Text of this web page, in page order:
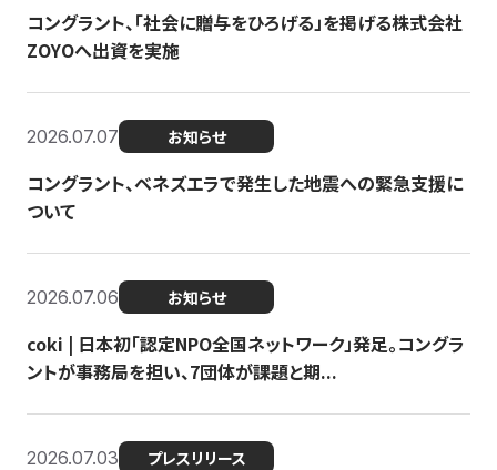
コングラント、「社会に贈与をひろげる」を掲げる株式会社
ZOYOへ出資を実施
2026.07.07 お知らせ
コングラント、ベネズエラで発生した地震への緊急支援に
ついて
2026.07.06 お知らせ
coki | 日本初「認定NPO全国ネットワーク」発足。コングラ
ントが事務局を担い、7団体が課題と期...
2026.07.03 プレスリリース